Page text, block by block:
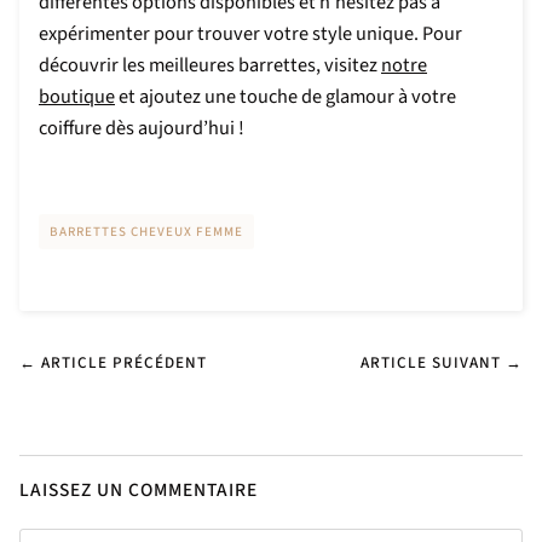
expérimenter pour trouver votre style unique. Pour
découvrir les meilleures barrettes, visiteznotre
boutiqueet ajoutez une touche de glamour à votre
coiffure dès aujourd’hui !
BARRETTES CHEVEUX FEMME
← ARTICLE PRÉCÉDENT ARTICLE SUIVANT →
LAISSEZ UN COMMENTAIRE